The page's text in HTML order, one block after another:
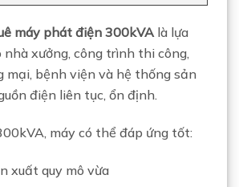
máy phát điện 300kVAlà lựa
nhà xưởng, công trình thi công,
mại, bệnh viện và hệ thống sản
điện liên tục, ổn định.
máy có thể đáp ứng tốt:
xuất quy mô vừa